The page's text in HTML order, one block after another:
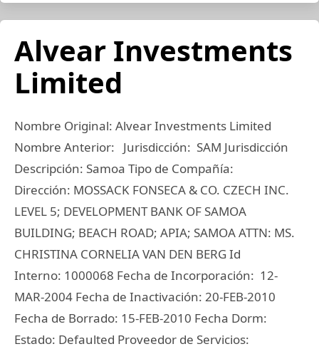
Alvear Investments
Limited
Nombre Original: Alvear Investments Limited
Nombre Anterior: Jurisdicción: SAM Jurisdicción
Descripción: Samoa Tipo de Compañía:
Dirección: MOSSACK FONSECA & CO. CZECH INC.
LEVEL 5; DEVELOPMENT BANK OF SAMOA
BUILDING; BEACH ROAD; APIA; SAMOA ATTN: MS.
CHRISTINA CORNELIA VAN DEN BERG Id
Interno: 1000068 Fecha de Incorporación: 12-
MAR-2004 Fecha de Inactivación: 20-FEB-2010
Fecha de Borrado: 15-FEB-2010 Fecha Dorm:
Estado: Defaulted Proveedor de Servicios: